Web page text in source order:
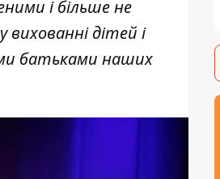
і більше не
дітей і
батьками наших